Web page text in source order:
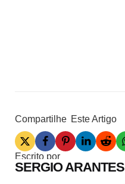
Compartilhe Este Artigo
Escrito por
SERGIO ARANTES